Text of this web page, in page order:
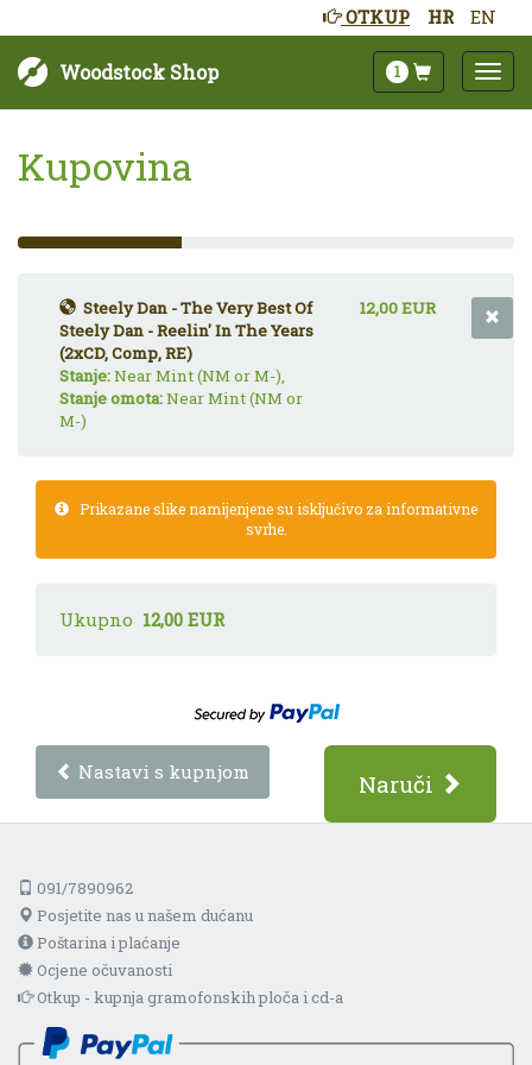
HR EN
OTKUP
Woodstock Shop 1
Kupovina
33%
Complete
Steely Dan - The Very Best Of
Steely Dan - Reelin' In The Years
(2xCD, Comp, RE)
Stanje:Near Mint (NM or M-),
Stanje omota:Near Mint (NM or
M-)
12,00 EUR
Prikazane slike namijenjene su isključivo za informativne
svrhe.
Ukupno 12,00 EUR
Nastavi s kupnjom Naruči
091/7890962
Posjetite nas u našem dućanu
Poštarina i plaćanje
Ocjene očuvanosti
Otkup - kupnja gramofonskih ploča i cd-a